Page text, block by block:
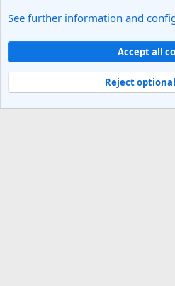
General Travel Talk
Light Theme
Contact us
Terms and rules
Community platform by XenForo® © 2010-
See further information and
Accept all
Reject